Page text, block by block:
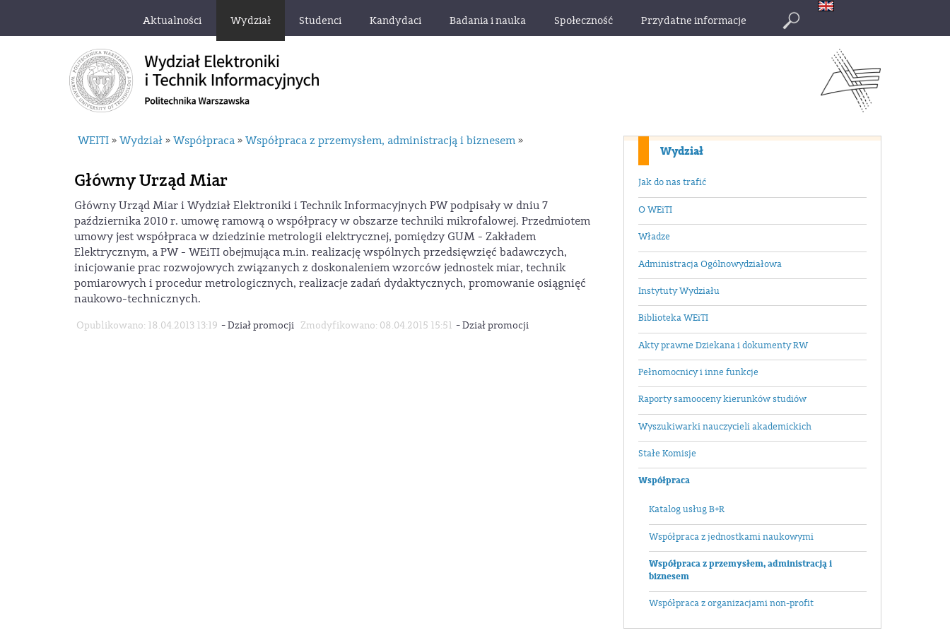
Aktualności Wydział Studenci Kandydaci Badania i nauka Społeczność Przydatne informacje
Wydział
Jak do nas trafić
O WEiTI
Władze
Administracja Ogólnowydziałowa
Instytuty Wydziału
Biblioteka WEiTI
Akty prawne Dziekana i dokumenty RW
Pełnomocnicy i inne funkcje
Raporty samooceny kierunków studiów
Wyszukiwarki nauczycieli akademickich
Stałe Komisje
Współpraca
Katalog usług B+R
Współpraca z jednostkami naukowymi
Współpraca z przemysłem, administracją i
biznesem
Współpraca z organizacjami non-profit
WEITI » Wydział » Współpraca » Współpraca z przemysłem, administracją i biznesem »
Główny Urząd Miar
Główny Urząd Miar i Wydział Elektroniki i Technik Informacyjnych PW podpisały w dniu 7
października 2010 r. umowę ramową o współpracy w obszarze techniki mikrofalowej. Przedmiotem
umowy jest współpraca w dziedzinie metrologii elektrycznej, pomiędzy GUM - Zakładem
Elektrycznym, a PW - WEiTI obejmująca m.in. realizację wspólnych przedsięwzięć badawczych,
inicjowanie prac rozwojowych związanych z doskonaleniem wzorców jednostek miar, technik
pomiarowych i procedur metrologicznych, realizacje zadań dydaktycznych, promowanie osiągnięć
naukowo-technicznych.
Opublikowano: 18.04.2013 13:19 -Dział promocji Zmodyfikowano: 08.04.2015 15:51 -Dział promocji